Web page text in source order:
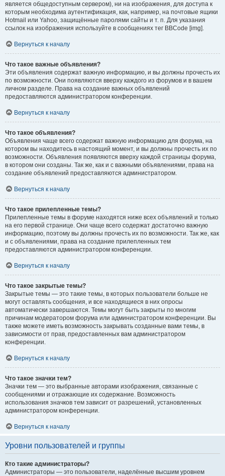
является общедоступным сервером), ни на изображения, для доступа к
которым необходима аутентификация, как, например, на почтовые ящики
Hotmail или Yahoo, защищённые паролями сайты и т. п. Для указания
ссылок на изображения используйте в сообщениях тег BBCode [img].
Вернуться к началу
Что такое важные объявления?
Эти объявления содержат важную информацию, и вы должны прочесть их
по возможности. Они появляются вверху каждого из форумов и в вашем
личном разделе. Права на создание важных объявлений
предоставляются администратором конференции.
Вернуться к началу
Что такое объявления?
Объявления чаще всего содержат важную информацию для форума, на
котором вы находитесь в настоящий момент, и вы должны прочесть их по
возможности. Объявления появляются вверху каждой страницы форума,
в котором они созданы. Так же, как и с важными объявлениями, права на
создание объявлений предоставляются администратором.
Вернуться к началу
Что такое прилепленные темы?
Прилепленные темы в форуме находятся ниже всех объявлений и только
на его первой странице. Они чаще всего содержат достаточно важную
информацию, поэтому вы должны прочесть их по возможности. Так же, как
и с объявлениями, права на создание прилепленных тем
предоставляются администратором конференции.
Вернуться к началу
Что такое закрытые темы?
Закрытые темы — это такие темы, в которых пользователи больше не
могут оставлять сообщения, и все находящиеся в них опросы
автоматически завершаются. Темы могут быть закрыты по многим
причинам модератором форума или администратором конференции. Вы
также можете иметь возможность закрывать созданные вами темы, в
зависимости от прав, предоставленных вам администратором
конференции.
Вернуться к началу
Что такое значки тем?
Значки тем — это выбранные авторами изображения, связанные с
сообщениями и отражающие их содержание. Возможность
использования значков тем зависит от разрешений, установленных
администратором конференции.
Вернуться к началу
Уровни пользователей и группы
Кто такие администраторы?
Администраторы — это пользователи, наделённые высшим уровнем